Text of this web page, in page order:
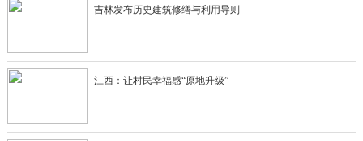
吉林发布历史建筑修缮与利用导则
江西：让村民幸福感“原地升级”